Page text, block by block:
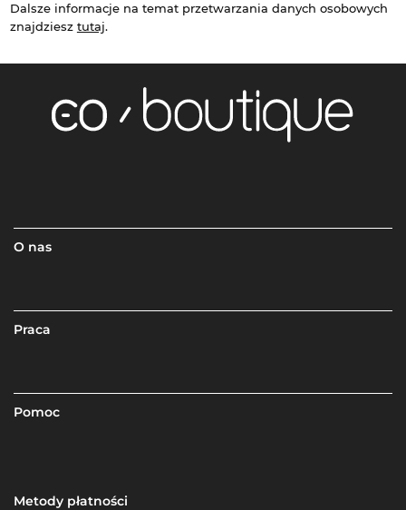
Dalsze informacje na temat przetwarzania danych osobowych
znajdziesz tutaj.
O nas
Praca
Pomoc
Metody płatności